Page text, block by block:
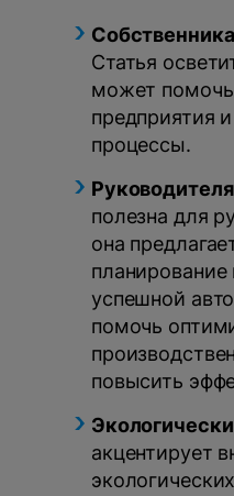
Статья
может
предприятия
процессы.
полезна для
она
планирование
успешной
помочь
повысить
акцентирует